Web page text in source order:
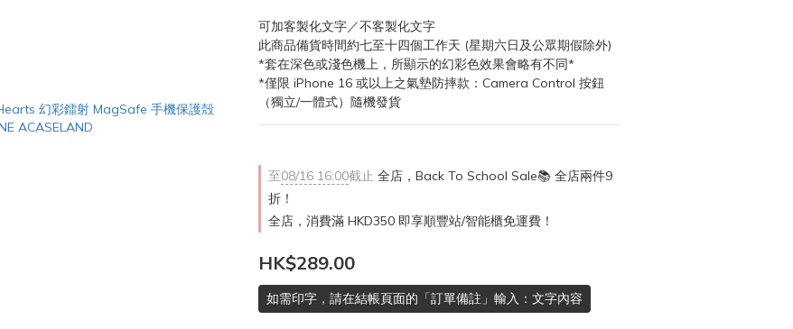
可加客製化文字／不客製化文字
此商品備貨時間約七至十四個工作天 (星期六日及公眾期假除外)
*套在深色或淺色機上，所顯示的幻彩色效果會略有不同*
*僅限 iPhone 16 或以上之氣墊防摔款：Camera Control 按鈕
（獨立/一體式）隨機發貨
至08/16 16:00截止 全店，Back To School Sale📚 全店兩件9
折！
全店，消費滿 HKD350 即享順豐站/智能櫃免運費！
HK$289.00
如需印字，請在結帳頁面的「訂單備註」輸入：文字內容